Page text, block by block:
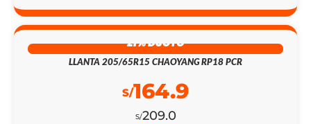
21% DSCTO
LLANTA 205/65R15 CHAOYANG RP18 PCR
S/209.0
S/164.9